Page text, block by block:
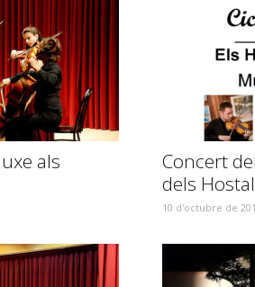
als
Concert
dels
10 d'octubre de